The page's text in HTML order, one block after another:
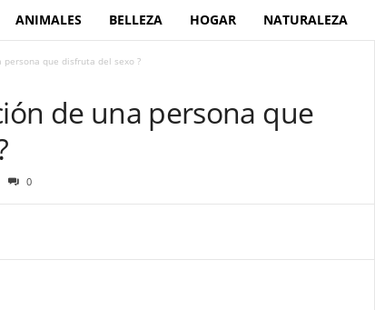
ANIMALES BELLEZA HOGAR NATURALEZA
que disfruta del sexo ?
de una persona que
0